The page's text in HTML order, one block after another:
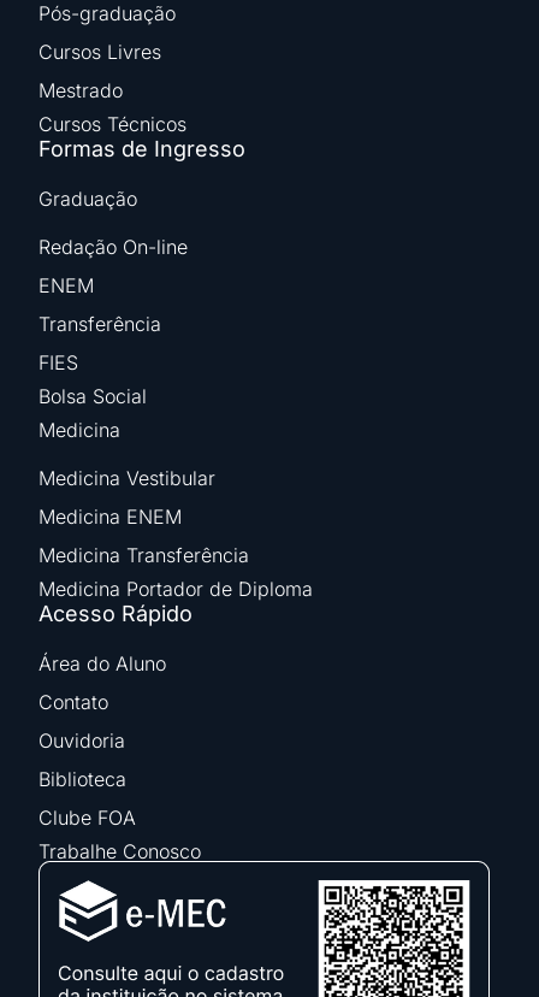
Pós-graduação
Cursos Livres
Mestrado
Cursos Técnicos
Formas de Ingresso
Graduação
Redação On-line
ENEM
Transferência
FIES
Bolsa Social
Medicina
Medicina Vestibular
Medicina ENEM
Medicina Transferência
Medicina Portador de Diploma
Acesso Rápido
Área do Aluno
Contato
Ouvidoria
Biblioteca
Clube FOA
Trabalhe Conosco